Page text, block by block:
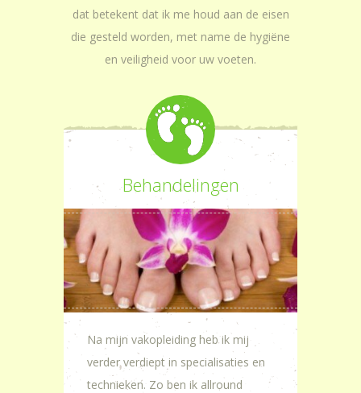
dat betekent dat ik me houd aan de eisen
die gesteld worden, met name de hygiëne
en veiligheid voor uw voeten.
Behandelingen
Na mijn vakopleiding heb ik mij
verder verdiept in specialisaties en
technieken. Zo ben ik allround